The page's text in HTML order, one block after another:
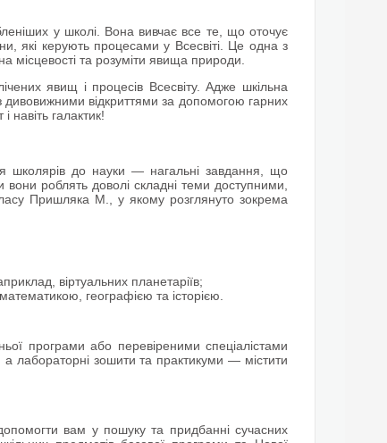
у школі. Вона вивчає все те, що оточує
які керують процесами у Всесвіті. Це одна з
місцевості та розуміти явища природи.
явищ і процесів Всесвіту. Адже шкільна
відкриттями за допомогою гарних
навіть галактик!
школярів до науки — нагальні завдання, що
вони роблять доволі складні теми доступними,
Пришляка М., у якому розглянуто зокрема
віртуальних планетаріїв;
географією та історією.
програми або перевіреними спеціалістами
а лабораторні зошити та практикуми — містити
вам у пошуку та придбанні сучасних